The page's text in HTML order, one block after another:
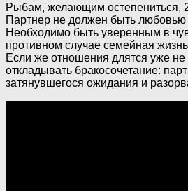
Рыбам, желающим остепениться,
Партнер не должен быть любовью
Необходимо быть уверенным в
противном случае семейная
Если же отношения длятся уже не
откладывать бракосочетание:
затянувшегося ожидания и